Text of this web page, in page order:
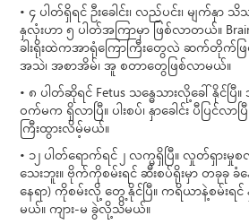
• ၄ ပါတ်ရှိရင် ဦးခေါင်း၊ လည်ပင်း၊ မျက်နှာ
နှလုံးဟာ ၅ ပါတ်အကြာမှာ ဖြစ်လာတယ်။ Brain
ခါးရိုးထဲကအာရုံကြောကြီးတွေလဲ ဆက်တိုက်ဖ
အသဲ၊ အစာအိမ်၊ အူ စတာတွေဖြစ်လာမယ်။
• ၈ ပါတ်ဆိုရင် Fetus သန္ဓေသားလို့ခေါ်နိုင်ပ
ဝက်မက ရှိလာပြီ။ ပါးစပ်၊ နှာခေါင်း ပီပြင်
ကြီးထွားလိမ့်မယ်။
• ၁၂ ပါတ်ရောက်ရင် ၂ လက္မရှိပြီ။ လှုတ်ရှားမှု
သေးဘူး။ ဗိုက်ကိုစမ်းရင် ဆီးစပ်ရိုးမှာ တခုခု ခံ
နေရာ) ကိုစမ်းလို့ တွေ့နိုင်ပြီ။ ကရိယာနဲ့စမ်း
မယ်။ ကျား-မ ခွဲလို့သိမယ်။